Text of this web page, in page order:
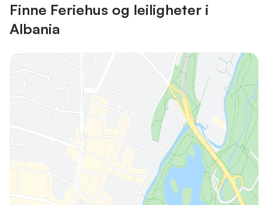
Finne Feriehus og leiligheter i
Albania